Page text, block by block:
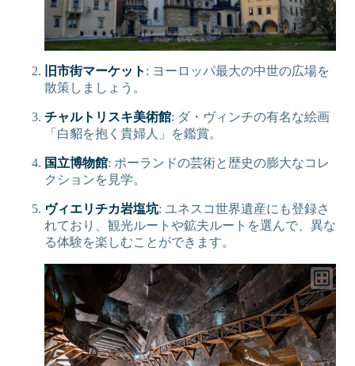
旧市街マーケット : ヨーロッパ最大の中世の広場を
散策しましょう。
チャルトリスキ美術館: ダ・ヴィンチの有名な絵画
「白貂を抱く貴婦人」を鑑賞。
国立博物館: ポーランドの芸術と歴史の膨大なコレ
クションを見学。
ヴィエリチカ岩塩坑: ユネスコ世界遺産にも登録さ
れており、観光ルートや鉱夫ルートを選んで、異な
る体験を楽しむことができます。
Switch Language
Your browser language is English, would you like to switch the
site language to English?
No